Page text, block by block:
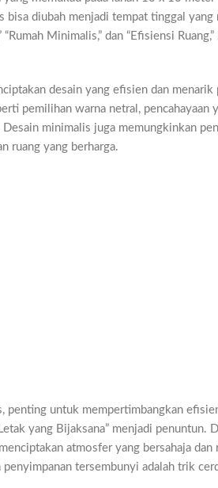
bisa diubah menjadi tempat tinggal
Minimalis,” dan “Efisiensi
desain yang efisien dan
pemilihan warna netral, pencahayaan
minimalis juga memungkinkan
ruang yang berharga.
penting untuk mempertimbangkan
yang Bijaksana” menjadi penuntun.
atmosfer yang bersahaja dan
penyimpanan tersembunyi adalah trik